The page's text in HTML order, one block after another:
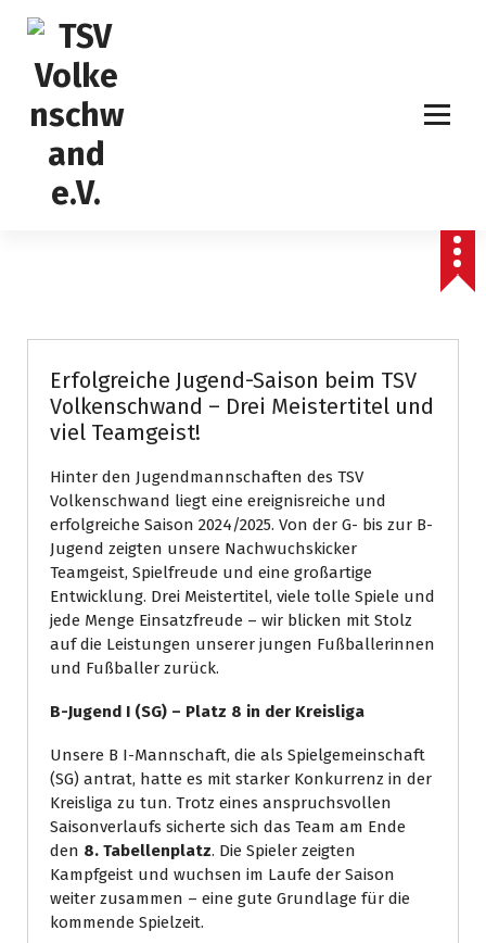
Erfolgreiche Jugend-Saison beim TSV
Volkenschwand – Drei Meistertitel und
viel Teamgeist!
Hinter den Jugendmannschaften des TSV
Volkenschwand liegt eine ereignisreiche und
erfolgreiche Saison 2024/2025. Von der G- bis zur B-
Jugend zeigten unsere Nachwuchskicker
Teamgeist, Spielfreude und eine großartige
Entwicklung. Drei Meistertitel, viele tolle Spiele und
jede Menge Einsatzfreude – wir blicken mit Stolz
auf die Leistungen unserer jungen Fußballerinnen
und Fußballer zurück.
B-Jugend I (SG) – Platz 8 in der Kreisliga
Unsere B I-Mannschaft, die als Spielgemeinschaft
(SG) antrat, hatte es mit starker Konkurrenz in der
Kreisliga zu tun. Trotz eines anspruchsvollen
Saisonverlaufs sicherte sich das Team am Ende
den 8. Tabellenplatz. Die Spieler zeigten
Kampfgeist und wuchsen im Laufe der Saison
weiter zusammen – eine gute Grundlage für die
kommende Spielzeit.